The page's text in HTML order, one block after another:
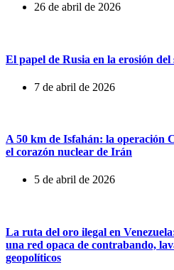
26 de abril de 2026
El papel de Rusia en la erosión del
7 de abril de 2026
A 50 km de Isfahán: la operación
el corazón nuclear de Irán
5 de abril de 2026
La ruta del oro ilegal en
una red opaca de contrabando,
geopolíticos